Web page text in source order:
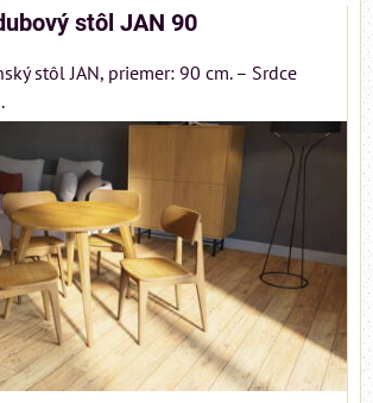
stôl JAN 90
stôl JAN, priemer: 90 cm. – Srdce